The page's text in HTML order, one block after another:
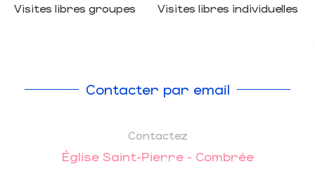
Visites libres groupes
Visites libres individuelles
Contacter par email
Contactez
Église Saint-Pierre - Combrée